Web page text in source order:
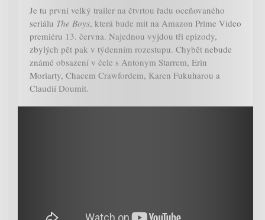
Je tu první velký trailer na čtvrtou řadu oceňovaného
seriálu The Boys, která bude mít na Amazon Prime Video
premiéru 13. června. Najednou vyjdou tři epizody,
zbylých pět pak v týdenním rozestupu. Chybět nebude
známé obsazení v čele s Antonym Starrem, Erin
Moriarty, Chacem Crawfordem, Karen Fukuharou a
Claudií Doumit.